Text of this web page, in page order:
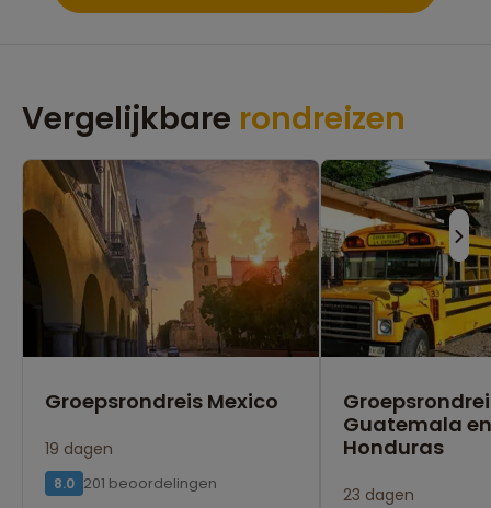
Vergelijkbare rondreizen
Groepsrondreis Mexico
19 dagen
8.0 201 beoordelingen
Guatemala en
Honduras
23 dagen